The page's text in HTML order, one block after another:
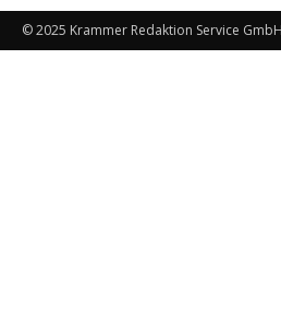
© 2025 Krammer Redaktion Service GmbH